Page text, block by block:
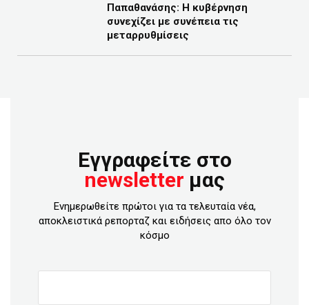
Παπαθανάσης: Η κυβέρνηση
συνεχίζει με συνέπεια τις
μεταρρυθμίσεις
Εγγραφείτε στο
newsletter μας
Ενημερωθείτε πρώτοι για τα τελευταία νέα,
αποκλειστικά ρεπορταζ και ειδήσεις απο όλο τον
κόσμο